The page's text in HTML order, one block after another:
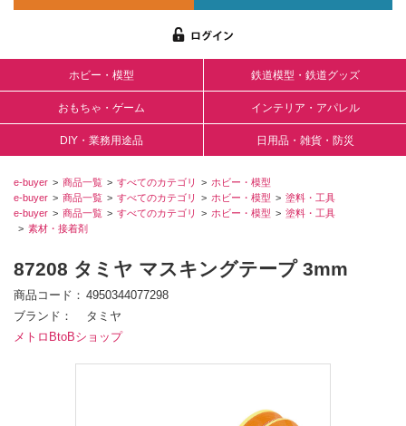
ホビー・模型 鉄道模型・鉄道グッズ
おもちゃ・ゲーム インテリア・アパレル
DIY・業務用途品 日用品・雑貨・防災
e-buyer 商品一覧 すべてのカテゴリ
ホビー・模型
e-buyer
商品一覧 すべてのカテゴリ ホビー・模型
塗料・工具
e-buyer
商品一覧 すべてのカテゴリ ホビー・模型
塗料・工具
素材・接着剤
87208 タミヤ マスキングテープ 3mm
商品コード
4950344077298
ブランド
タミヤ
メトロBtoBショップ